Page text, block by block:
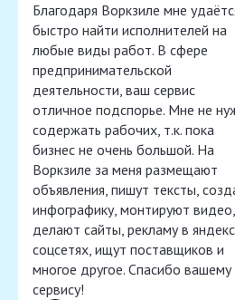
Благодаря Воркзиле мне
быстро найти исполнителей на
любые виды работ. В сфере
предпринимательской
деятельности, ваш сервис
отличное подспорье. Мне не
содержать рабочих, т.к. пока
бизнес не очень большой. На
Воркзиле за меня размещают
объявления, пишут тексты,
инфографику, монтируют видео,
делают сайты, рекламу в
соцсетях, ищут поставщиков и
многое другое. Спасибо вашему
сервису!